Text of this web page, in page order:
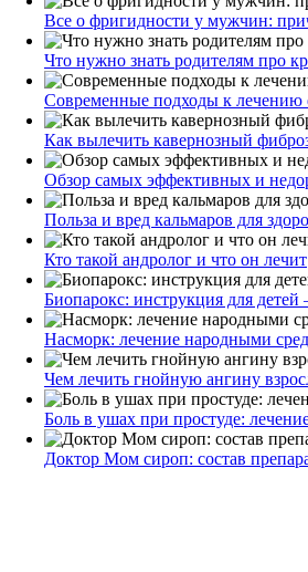
Все о фригидности у мужчин:
Что нужно знать родителям про
Современные подходы к лечению
Как вылечить кавернозный
Обзор самых эффективных и
Польза и вред кальмаров для
Кто такой андролог и что он лечит
Биопарокс: инструкция для
Насморк: лечение народными
Чем лечить гнойную ангину
Боль в ушах при простуде:
Доктор Мом сироп: состав